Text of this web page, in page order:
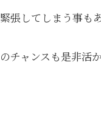
張してしまう事も
チャンスも是非活